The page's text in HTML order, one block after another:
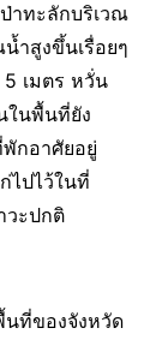
าทะลักบริเวณ
ำสูงขึ้นเรื่อยๆ
5 เมตร หวั่น
ในพื้นที่ยัง
กอาศัยอยู่
ไปไว้ในที่
วะปกติ
ที่ของจังหวัด